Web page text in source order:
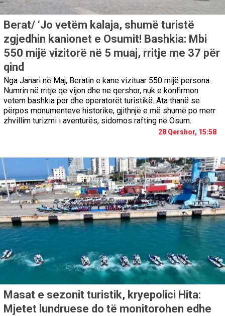
Berat/ ‘Jo vetëm kalaja, shumë turistë
zgjedhin kanionet e Osumit! Bashkia: Mbi
550 mijë vizitorë në 5 muaj, rritje me 37 për
qind
Nga Janari në Maj, Beratin e kane vizituar 550 mijë persona.
Numrin në rritje qe vijon dhe ne qershor, nuk e konfirmon
vetem bashkia por dhe operatorët turistikë. Ata thanë se
përpos monumenteve historike, gjithnjë e më shumë po merr
zhvillim turizmi i aventurës, sidomos rafting në Osum.
28 Qershor, 15:58
Masat e sezonit turistik, kryepolici Hita:
Mjetet lundruese do të monitorohen edhe